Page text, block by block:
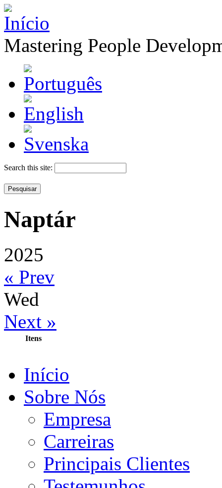
Mastering People
Search this site:
Naptár
2025
« Prev
Wed
Next »
Itens
Início
Sobre Nós
Empresa
Carreiras
Principais Clientes